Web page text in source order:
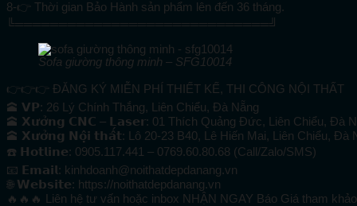
8-👉 Thời gian Bảo Hành sản phẩm lên đến 36 tháng.
╚═════════════════════════════╝
Sofa giường thông minh – SFG10014
👉👉👉 ĐĂNG KÝ MIỄN PHÍ THIẾT KẾ, THI CÔNG NỘI THẤT
🕋 𝗩𝗣: 26 Lý Chính Thắng, Liên Chiểu, Đà Nẵng
🕋 𝗫𝘂̛𝗼̛̉𝗻𝗴 𝗖𝗡𝗖 – 𝗟𝗮𝘀𝗲𝗿: 01 Thích Quảng Đức, Liên Chiểu, Đà
🕋 𝗫𝘂̛𝗼̛̉𝗻𝗴 𝗡𝗼̣̂𝗶 𝘁𝗵𝗮̂́𝘁: Lô 20-23 B40, Lê Hiến Mai, Liên Chiểu, Đà
☎️ 𝗛𝗼𝘁𝗹𝗶𝗻𝗲: 0905.117.441 – 0769.60.80.68 (Call/Zalo/SMS)
📧 𝗘𝗺𝗮𝗶𝗹: kinhdoanh@noithatdepdanang.vn
🌐 𝗪𝗲𝗯𝘀𝗶𝘁𝗲: https://noithatdepdanang.vn
🔥🔥🔥 Liên hệ tư vấn hoặc inbox NHẬN NGAY Báo Giá tham